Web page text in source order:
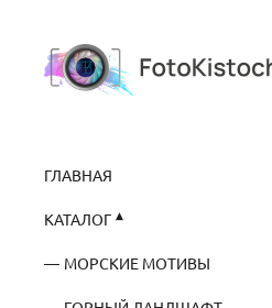
ГЛАВНАЯ
КАТАЛОГ
МОРСКИЕ МОТИВЫ